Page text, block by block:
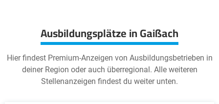
Ausbildungsplätze in Gaißach
Hier findest Premium-Anzeigen von Ausbildungsbetrieben in
deiner Region oder auch überregional. Alle weiteren
Stellenanzeigen findest du weiter unten.